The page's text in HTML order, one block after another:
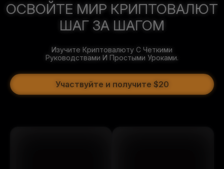
ОСВОЙТЕ МИР КРИПТОВАЛЮТ
ШАГ ЗА ШАГОМ
Изучите Криптовалюту С Четкими
Руководствами И Простыми Уроками.
Участвуйте и получите $20